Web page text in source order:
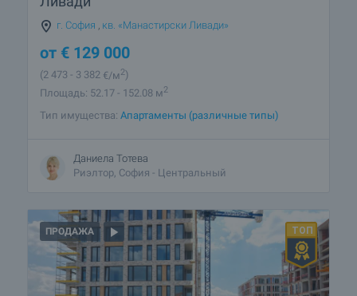
г. София , кв. «Манастирски Ливади»
от € 129 000
(2 473 - 3 382 €/м2)
Площадь: 52.17 - 152.08 м2
Тип имущества: Апартаменты (различные типы)
Даниела Тотева
Риэлтор, София - Центральный
ПРОДАЖА